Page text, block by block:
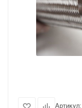
Артикул: